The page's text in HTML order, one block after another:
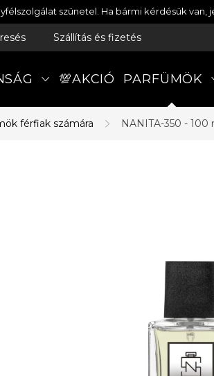
szünetel. Ha bármi kérdésük
Szállítás és fizetés
💯AKCIÓ PARFÜMÖK
férfiak számára NANITA-350 - 100